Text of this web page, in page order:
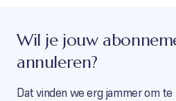
Wil je jouw
annuleren?
Dat vinden we erg jammer om